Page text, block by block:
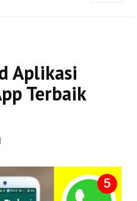
Aplikasi
Terbaik